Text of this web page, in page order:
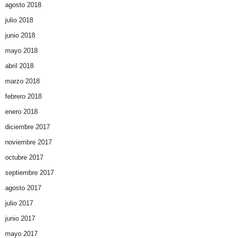
agosto 2018
julio 2018
junio 2018
mayo 2018
abril 2018
marzo 2018
febrero 2018
enero 2018
diciembre 2017
noviembre 2017
octubre 2017
septiembre 2017
agosto 2017
julio 2017
junio 2017
mayo 2017